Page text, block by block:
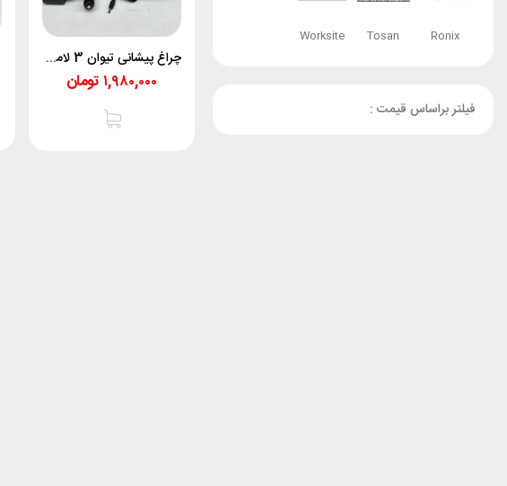
چراغ پیشانی تیوان 3 لامپ 3040
تومان ۱,۹۸۰,۰۰۰
Ronix
Tosan
Worksite
فیلتر براساس قیمت :